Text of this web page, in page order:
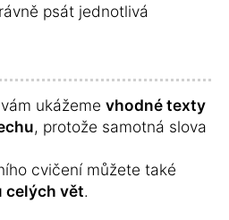
psát jednotlivá
ukážeme vhodné texty
, protože samotná slova
cvičení můžete také
celých vět.